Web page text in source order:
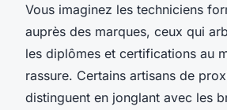
Vous imaginez les techniciens
auprès des marques, ceux qui
les diplômes et certifications au
rassure. Certains artisans de
distinguent en jonglant avec les